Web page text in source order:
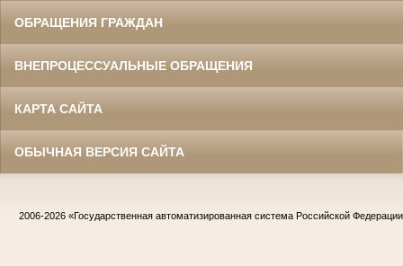
ОБРАЩЕНИЯ ГРАЖДАН
ВНЕПРОЦЕССУАЛЬНЫЕ ОБРАЩЕНИЯ
КАРТА САЙТА
ОБЫЧНАЯ ВЕРСИЯ САЙТА
2006-2026 «Государственная автоматизированная система Российской